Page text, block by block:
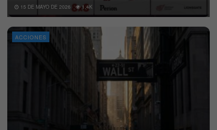
15 DE MAYO DE 2026 1.4K
ACCIONES